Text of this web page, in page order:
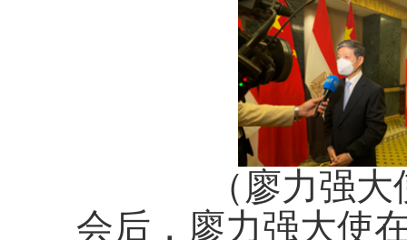
（廖力强
会后，廖力强大使